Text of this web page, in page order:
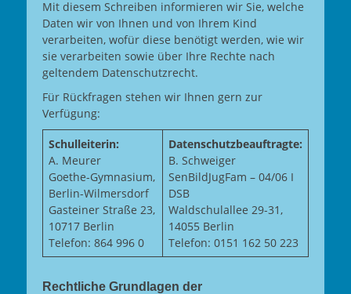
Mit diesem Schreiben informieren wir Sie, welche
Daten wir von Ihnen und von Ihrem Kind
verarbeiten, wofür diese benötigt werden, wie wir
sie verarbeiten sowie über Ihre Rechte nach
geltendem Datenschutzrecht.
Für Rückfragen stehen wir Ihnen gern zur
Verfügung:
Schulleiterin:
A. Meurer
Goethe-Gymnasium,
Berlin-Wilmersdorf
Gasteiner Straße 23,
10717 Berlin
Telefon: 864 996 0
Datenschutzbeauftragte:
B. Schweiger
SenBildJugFam – 04/06 I
DSB
Waldschulallee 29-31,
14055 Berlin
Telefon: 0151 162 50 223
Rechtliche Grundlagen der